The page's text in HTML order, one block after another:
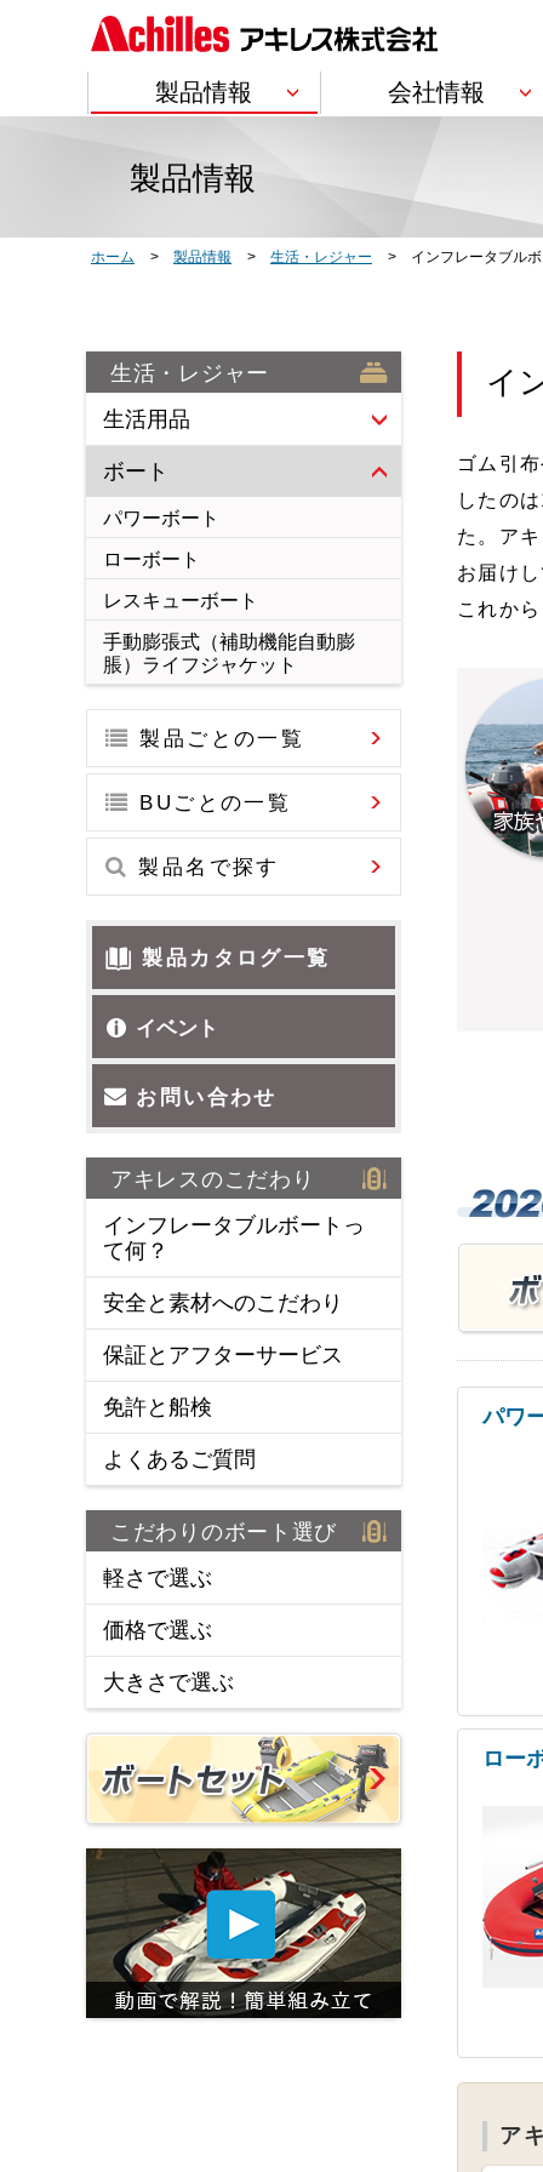
製品情報
製品情報 トップ
製品ごとの一覧
製品名で探す
製品カタログ一覧
イベント
お問い合わせ
合成皮革・塩化
生活用品
会社情報
会社情報 トップ
トップメッセージ
企業理念
IR情報 トップ
株主・投資家の
皆様へメッセージ
個人投資家の
サステナビリティ
ステークホルダーの皆様へ
のメッセージ
企業理念・各
研究開発 トップ
トップメッセージ
研究開発方針
開発ストーリー
採用情報 トップ
製品情報
ホーム 製品情報 生活・レジャー インフレータブル
イ
ゴム引
したの
た。ア
お届け
これか
パワ
ロー
ア
生活・レジャー
生活用品
ウレタンフォームマットレス
ボート
パワーボート
ローボート
レスキューボート
手動膨張式（補助機能自動膨
脹）ライフジャケット
製品ごとの一覧
BUごとの一覧
製品名で探す
製品カタログ一覧
イベント
お問い合わせ
アキレスのこだわり
インフレータブルボートっ
て何？
安全と素材へのこだわり
保証とアフターサービス
免許と船検
よくあるご質問
こだわりのボート選び
軽さで選ぶ
価格で選ぶ
大きさで選ぶ